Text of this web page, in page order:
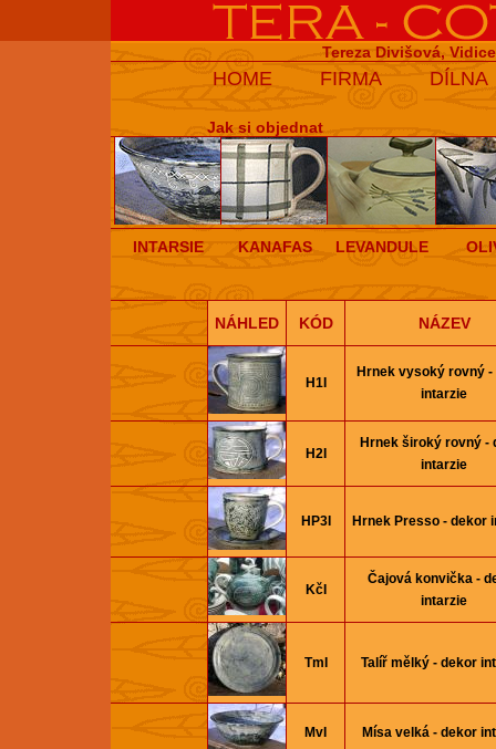
Tereza Divišová,
HOME FIRMA DÍLNA
Jak si objednat
INTARSIE KANAFAS LEVANDULE
NÁHLED KÓD NÁZEV
H1I
Hrnek vysoký rovný -
intarzie
H2I
Hrnek široký rovný -
intarzie
HP3I Hrnek Presso - dekor
KčI
Čajová konvička -
intarzie
TmI Talíř mělký - dekor
MvI Mísa velká - dekor